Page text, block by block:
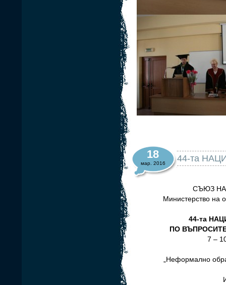
44-та
18
мар. 2016
СЪЮЗ НА
Министерство на
44-та
ПО
7 –
„Неформално